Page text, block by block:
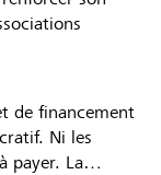
de financement
Ni les
payer. La